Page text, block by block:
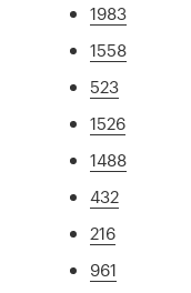
1983
1558
523
1526
1488
432
216
961